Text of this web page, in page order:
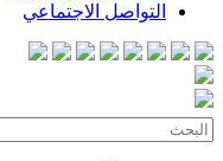
الاجتماعي